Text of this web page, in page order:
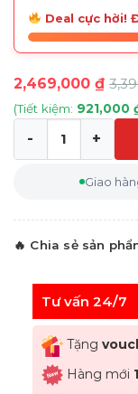
Deal cực hời!
2,469,000 ₫
(Tiết kiệm: 921,000
Máy hút bụi
Giao
Tư vấn 24/7
Tặng
Hàng mới